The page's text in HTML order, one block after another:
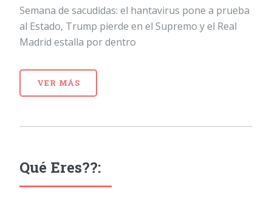
Semana de sacudidas: el hantavirus pone a prueba
al Estado, Trump pierde en el Supremo y el Real
Madrid estalla por dentro
VER MÁS
Qué Eres??: